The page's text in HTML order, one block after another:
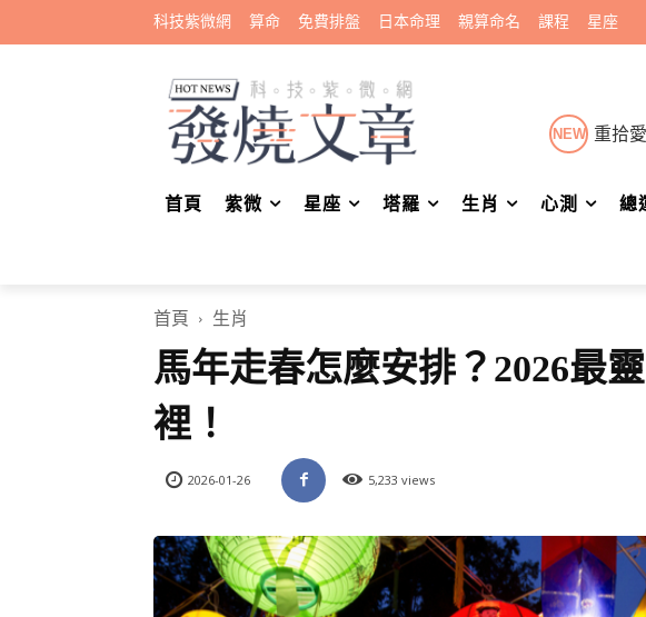
科技紫微網 算命 免費排盤 日本命理 親算命名 課程 星座
NEW 重拾
首頁 紫微 星座 塔羅 生肖 心測 總
首頁 生肖
馬年走春怎麼安排？2026最
裡！
2026-01-26 5,233 views